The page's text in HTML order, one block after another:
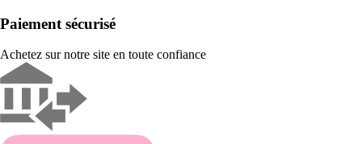
Paiement sécurisé
Achetez sur notre site en toute confiance